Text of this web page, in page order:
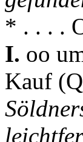
* . . . .
I. oo
Kauf